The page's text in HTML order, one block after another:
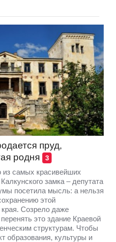
пруд,
родня
3
из самых красивейших
замка – депутата
посетила мысль: а нельзя
этой
Созрело даже
это здание Краевой
структурам. Чтобы
образования, культуры и